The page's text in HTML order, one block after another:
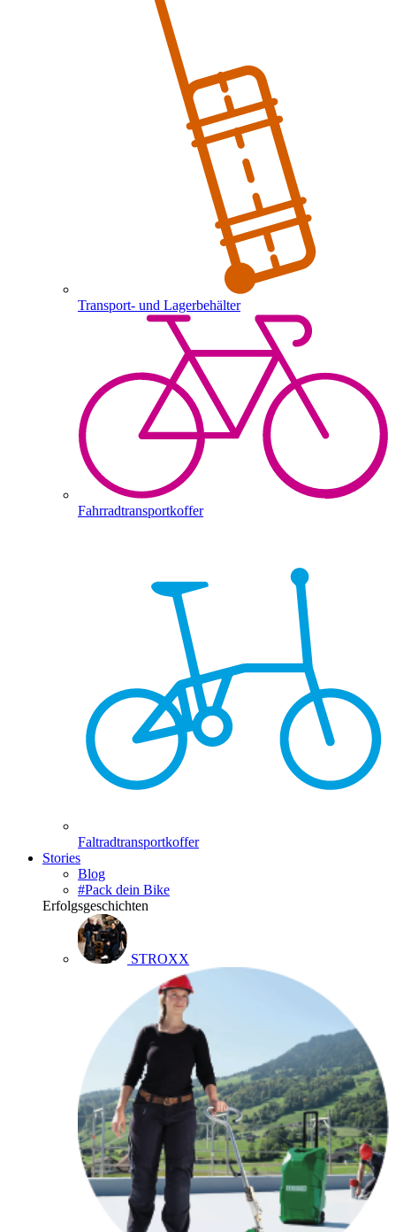
Transport- und Lagerbehälter
Fahrradtransportkoffer
Faltradtransportkoffer
Stories
Blog
#Pack dein Bike
Erfolgsgeschichten
STROXX